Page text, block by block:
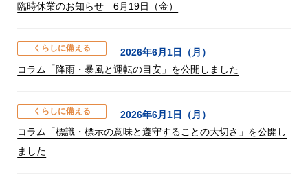
臨時休業のお知らせ 6月19日（金）
くらしに備える
2026年6月1日（月）
コラム「降雨・暴風と運転の目安」を公開しました
くらしに備える
2026年6月1日（月）
コラム「標識・標示の意味と遵守することの大切さ」を公開し
ました